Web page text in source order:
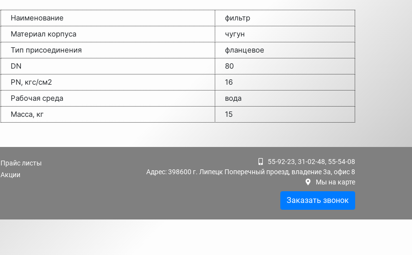
Наименование
фильтр
Материал корпуса
чугун
Тип присоединения
фланцевое
DN
80
PN, кгс/см2
16
Рабочая среда
вода
Масса, кг
15
Прайс листы
Акции
55-92-23, 31-02-48, 55-54-08
Адрес: 398600 г. Липецк Поперечный проезд, владение 3а, офис 8
Мы на карте
Заказать звонок